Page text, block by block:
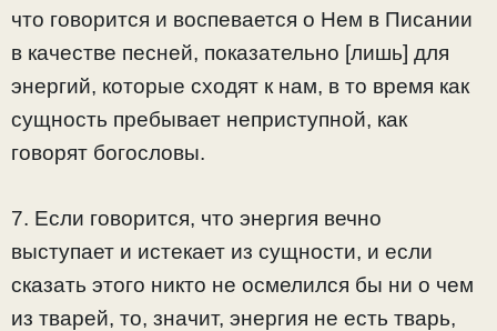
что говорится и воспевается о Нем в Писании
в качестве песней, показательно [лишь] для
энергий, которые сходят к нам, в то время как
сущность пребывает неприступной, как
говорят богословы.
7. Если говорится, что энергия вечно
выступает и истекает из сущности, и если
сказать этого никто не осмелился бы ни о чем
из тварей, то, значит, энергия не есть тварь,